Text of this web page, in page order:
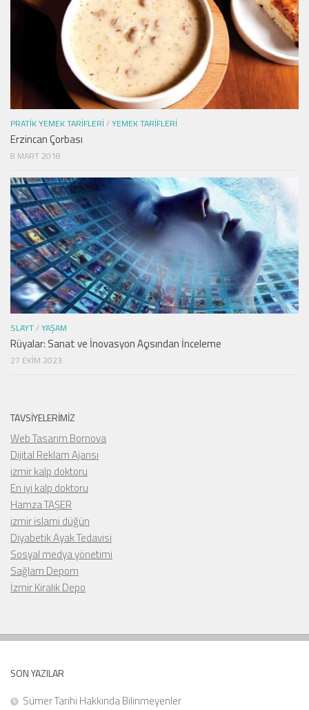
PRATIK YEMEK TARIFLERI /YEMEK TARIFLERI
Erzincan Çorbası
8 MART 2018
SLAYT/YAŞAM
Rüyalar: Sanat ve İnovasyon Açısından İnceleme
27 EKIM 2023
TAVSIYELERIMIZ
Web Tasarım Bornova
Dijital Reklam Ajansı
izmir kalp doktoru
En iyi kalp doktoru
Hamza TAŞER
izmir islami düğün
Diyabetik Ayak Tedavisi
Sosyal medya yönetimi
Sağlam Depom
İzmir Kiralık Depo
SON YAZILAR
Sümer Tarihi Hakkında Bilinmeyenler